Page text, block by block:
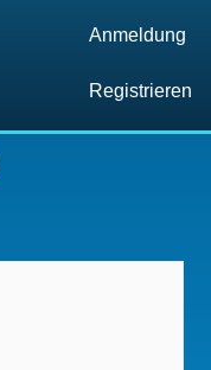
Anmeldung
Registrieren